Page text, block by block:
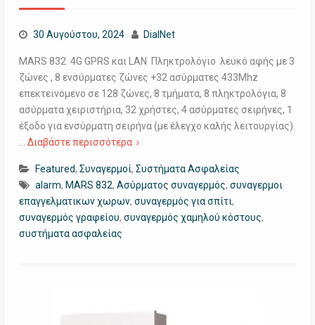
30 Αυγούστου, 2024 DialNet
MARS 832 4G GPRS και LAN Πληκτρολόγιο λευκό αφής με 3
ζώνες , 8 ενσύρματες ζώνες +32 ασύρματες 433Mhz
επεκτεινόμενο σε 128 ζώνες, 8 τμήματα, 8 πληκτρολόγια, 8
ασύρματα χειριστήρια, 32 χρήστες, 4 ασύρματες σειρήνες, 1
έξοδο για ενσύρματη σειρήνα (με έλεγχο καλής λειτουργίας).
… Διαβάστε περισσότερα
Featured, Συναγερμοί, Συστήματα Ασφαλείας
alarm, MARS 832, Ασύρματος συναγερμός, συναγερμοι
επαγγελματικων χωρων, συναγερμός για σπίτι,
συναγερμός γραφείου, συναγερμός χαμηλού κόστους,
συστήματα ασφαλείας